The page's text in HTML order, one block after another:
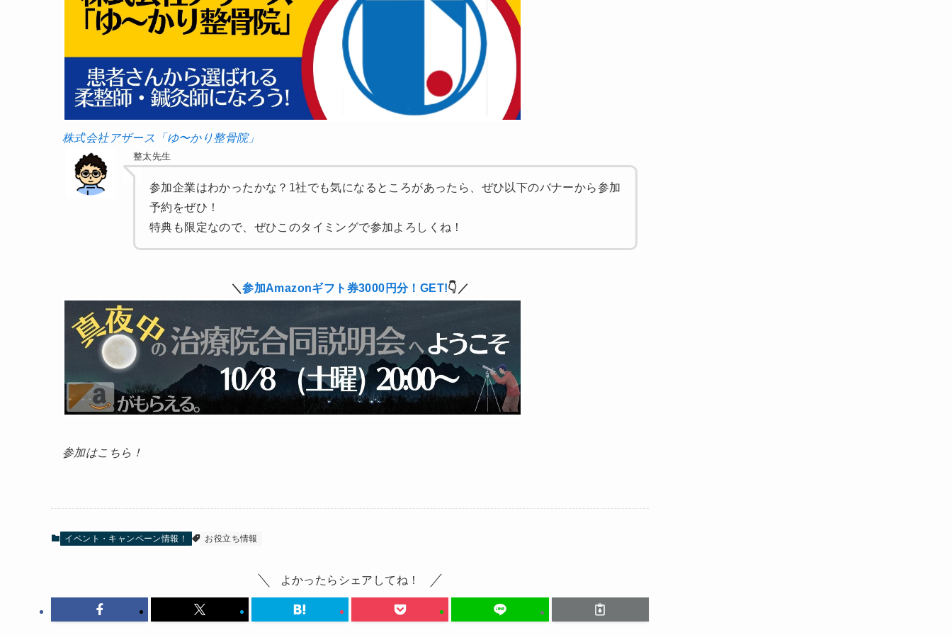
株式会社アザース「ゆ〜かり整骨院」
整太先生
参加企業はわかったかな？1社でも気になるところがあったら、ぜひ以下のバナーから参加
予約をぜひ！
特典も限定なので、ぜひこのタイミングで参加よろしくね！
＼参加Amazonギフト券3000円分！GET!👇／
参加はこちら！
イベント・キャンペーン情報！ お役立ち情報
よかったらシェアしてね！